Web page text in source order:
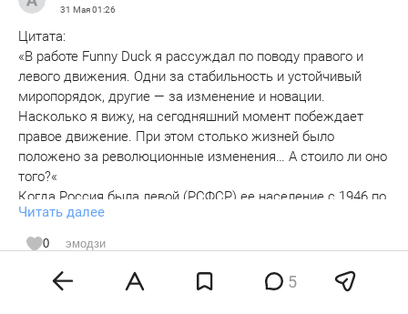
31 Мая01:26
Цитата:
«В работе Funny Duck я рассуждал по поводу правого и
левого движения. Одни за стабильность и устойчивый
миропорядок, другие — за изменение и новации.
Насколько я вижу, на сегодняшний момент побеждает
правое движение. При этом столько жизней было
положено за революционные изменения… А стоило ли оно
того?«
Когда Россия была левой (РСФСР) ее население с 1946 по
1991 гг.росло по 1,1 млн.в год. Увеличившись с 97,5 млн.до
148,3 млн., А когда Россия стало правой (РФ) во второй
половине 1990-х гг. ее население сокращалось по 1 млн.в
год . Сейчас естественная убыль населения в России
колеблется от 300 тысяч до 1 млн.в год. Сейчас в России ,
Читать далее
0 эмодзи
Ответить 5